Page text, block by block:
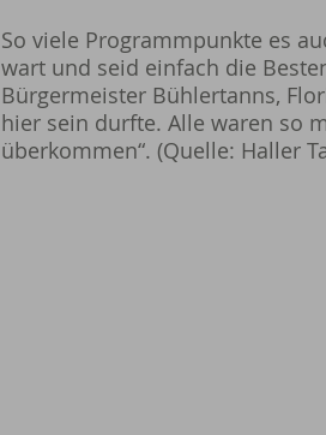
So viele Programmpunkte es
wart und seid einfach die
Bürgermeister Bühlertanns,
hier sein durfte. Alle waren so
überkommen“. (Quelle: Haller